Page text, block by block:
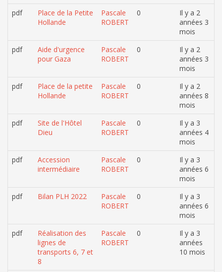
pdf
Place de la Petite
Hollande
Pascale
ROBERT
0
Il y a 2
années 3
mois
pdf
Aide d'urgence
pour Gaza
Pascale
ROBERT
0
Il y a 2
années 3
mois
pdf
Place de la petite
Hollande
Pascale
ROBERT
0
Il y a 2
années 8
mois
pdf
Site de l'Hôtel
Dieu
Pascale
ROBERT
0
Il y a 3
années 4
mois
pdf
Accession
intermédiaire
Pascale
ROBERT
0
Il y a 3
années 6
mois
pdf
Bilan PLH 2022
Pascale
ROBERT
0
Il y a 3
années 6
mois
pdf
Réalisation des
lignes de
transports 6, 7 et
8
Pascale
ROBERT
0
Il y a 3
années
10 mois